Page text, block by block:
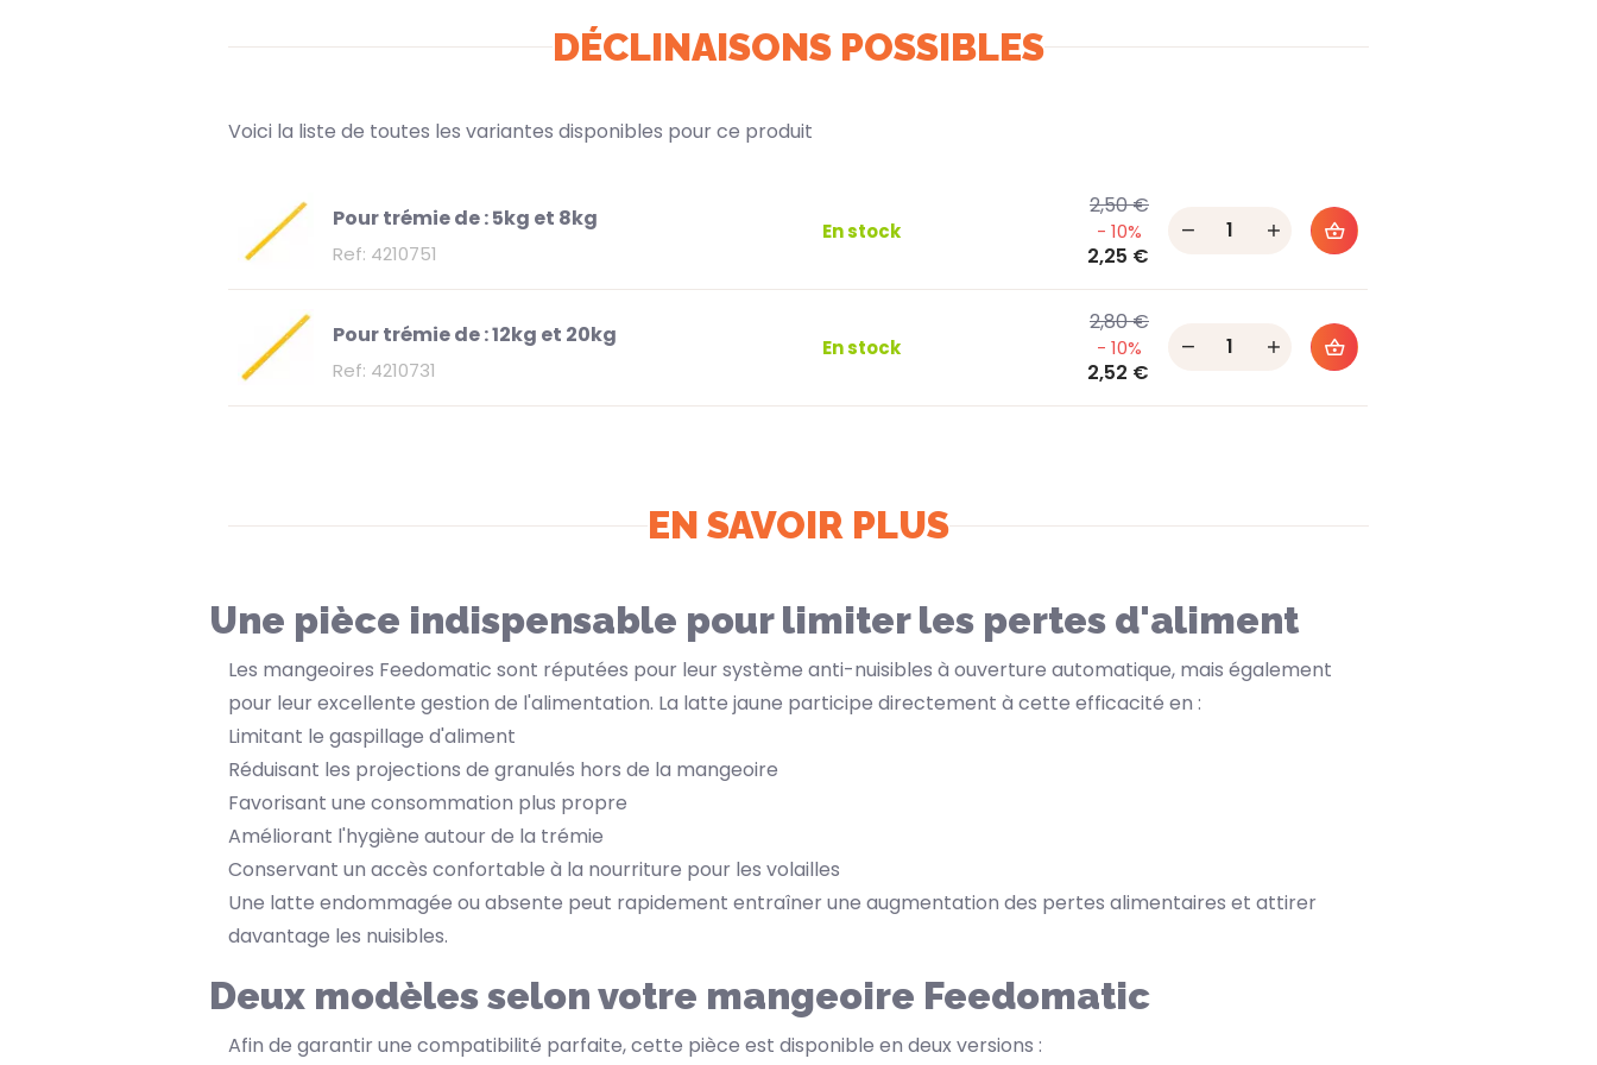
DÉCLINAISONS POSSIBLES
Voici la liste de toutes les variantes disponibles pour ce produit
Pour trémie de :5kg et 8kg
Ref: 4210751
En stock
2,50 €
- 10%
2,25 €
Quantity
Pour trémie de :12kg et 20kg
Ref: 4210731
En stock
2,80 €
- 10%
2,52 €
Quantity
EN SAVOIR PLUS
Une pièce indispensable pour limiter les pertes d'aliment
Les mangeoires Feedomatic sont réputées pour leur système anti-nuisibles à ouverture automatique, mais également
pour leur excellente gestion de l'alimentation. La latte jaune participe directement à cette efficacité en :
Limitant le gaspillage d'aliment
Réduisant les projections de granulés hors de la mangeoire
Favorisant une consommation plus propre
Améliorant l'hygiène autour de la trémie
Conservant un accès confortable à la nourriture pour les volailles
Une latte endommagée ou absente peut rapidement entraîner une augmentation des pertes alimentaires et attirer
davantage les nuisibles.
Deux modèles selon votre mangeoire Feedomatic
Afin de garantir une compatibilité parfaite, cette pièce est disponible en deux versions :